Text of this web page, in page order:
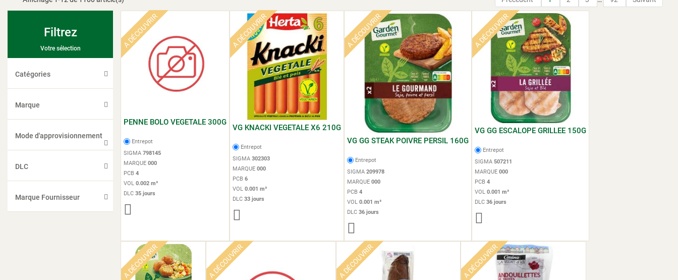
Filtrez
Votre sélection
Catégories
Marque
Mode d'approvisionnement
DLC
Marque Fournisseur
A DÉCOUVRIR
PENNE BOLO VEGETALE 300G
Entrepot
SIGMA 798145
MARQUE 000
PCB 4
VOL 0.002 m³
DLC 35 jours
A DÉCOUVRIR
VG KNACKI VEGETALE X6 210G
Entrepot
SIGMA 302303
MARQUE 000
PCB 6
VOL 0.001 m³
DLC 33 jours
A DÉCOUVRIR
VG GG STEAK POIVRE PERSIL 160G
Entrepot
SIGMA 209978
MARQUE 000
PCB 4
VOL 0.001 m³
DLC 36 jours
A DÉCOUVRIR
VG GG ESCALOPE GRILLEE 150G
Entrepot
SIGMA 507211
MARQUE 000
PCB 4
VOL 0.001 m³
DLC 36 jours
A DÉCOUVRIR A DÉCOUVRIR A DÉCOUVRIR A DÉCOUVRIR